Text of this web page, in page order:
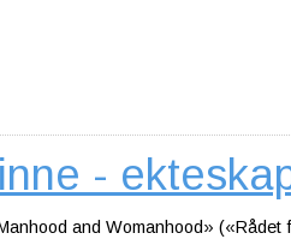
-
and Womanhood» («Rådet